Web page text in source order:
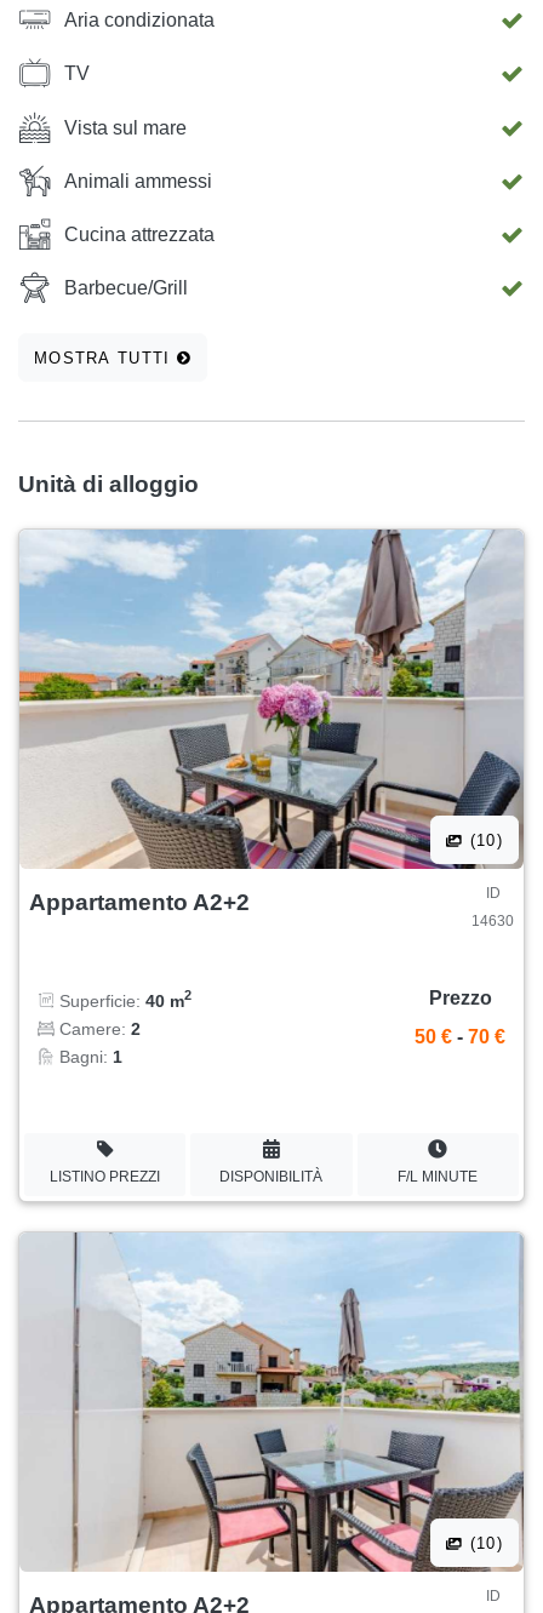
Aria condizionata
TV
Vista sul mare
Animali ammessi
Cucina attrezzata
Barbecue/Grill
MOSTRA TUTTI
Unità di alloggio
(10)
Appartamento A2+2
ID
14630
Superficie: 40 m2
Camere: 2
Bagni: 1
Prezzo
50 € - 70 €
LISTINO PREZZI DISPONIBILITÀ F/L MINUTE
(10)
Appartamento A2+2 ID